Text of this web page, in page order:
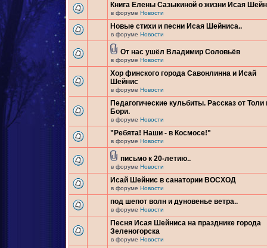
Книга Елены Сазыкиной о жизни Исая
в форуме Новости
Новые стихи и песни Исая Шейниса..
в форуме Новости
От нас ушёл Владимир Соловьёв
в форуме Новости
Хор финского города Савонлинна и Исай
Шейнис
в форуме Новости
Педагогические кульбиты. Рассказ от Толи
Бори.
в форуме Новости
"Ребята! Наши - в Космосе!"
в форуме Новости
письмо к 20-летию..
в форуме Новости
Исай Шейнис в санатории ВОСХОД
в форуме Новости
под шепот волн и дуновенье ветра..
в форуме Новости
Песня Исая Шейниса на празднике города
Зеленогорска
в форуме Новости